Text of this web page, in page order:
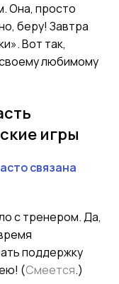
Она, просто
беру! Завтра
Вот так,
своему любимому
игры
связана
с тренером. Да,
поддержку
(Смеется.)